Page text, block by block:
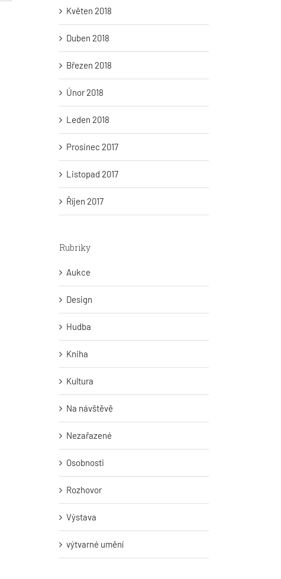
Květen 2018
Duben 2018
Březen 2018
Únor 2018
Leden 2018
Prosinec 2017
Listopad 2017
Říjen 2017
Rubriky
Aukce
Design
Hudba
Kniha
Kultura
Na návštěvě
Nezařazené
Osobnosti
Rozhovor
Výstava
výtvarné umění